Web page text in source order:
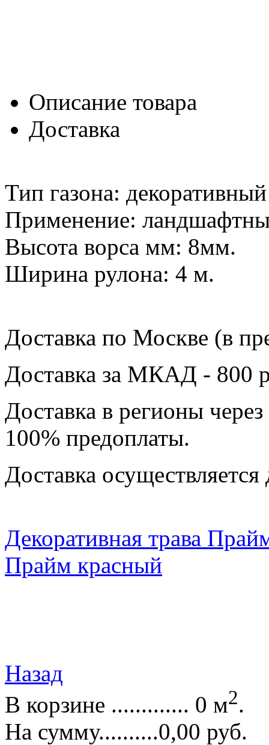
Описание товара
Доставка
Тип газона: декоративный
Применение:
Высота ворса мм: 8мм.
Ширина рулона: 4 м.
Доставка по Москве (в
Доставка за МКАД - 800
Доставка в регионы
100% предоплаты.
Доставка осуществляется
Декоративная трава
Прайм красный
Назад
В корзине ............. 0 м2.
На сумму..........0,00 руб.